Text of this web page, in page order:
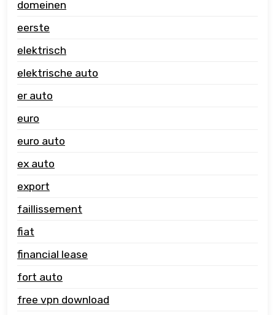
domeinen
eerste
elektrisch
elektrische auto
er auto
euro
euro auto
ex auto
export
faillissement
fiat
financial lease
fort auto
free vpn download